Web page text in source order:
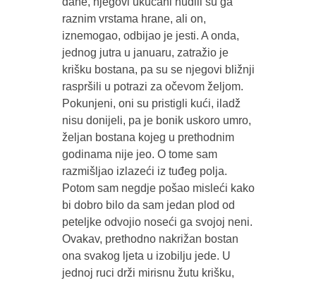
raznim vrstama hrane, ali on,
iznemogao, odbijao je jesti. A onda,
jednog jutra u januaru, zatražio je
krišku bostana, pa su se njegovi bližnji
raspršili u potrazi za očevom željom.
Pokunjeni, oni su pristigli kući, iladž
nisu donijeli, pa je bonik uskoro umro,
željan bostana kojeg u prethodnim
godinama nije jeo. O tome sam
razmišljao izlazeći iz tuđeg polja.
Potom sam negdje pošao misleći kako
bi dobro bilo da sam jedan plod od
peteljke odvojio noseći ga svojoj neni.
Ovakav, prethodno nakrižan bostan
ona svakog ljeta u izobilju jede. U
jednoj ruci drži mirisnu žutu krišku,